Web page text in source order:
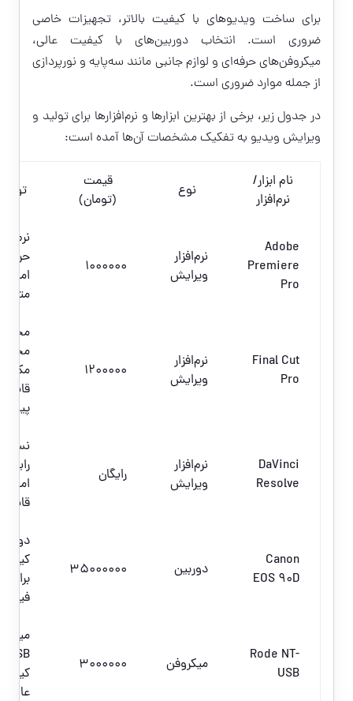
برای ساخت ویدیوهای با کیفیت بالاتر، تجهیزات خاصی
ضروری است. انتخاب دوربین‌های با کیفیت عالی،
میکروفن‌های حرفه‌ای و لوازم جانبی مانند سه‌پایه و نورپردازی
از جمله موارد ضروری است.
در جدول زیر، برخی از بهترین ابزارها و نرم‌افزارها برای تولید و
ویرایش ویدیو به تفکیک مشخصات آن‌ها آمده است:
نام ابزار/
نرم‌افزار
نوع
قیمت
(تومان)
Adobe
Premiere
Pro
نرم‌افزار
ویرایش
۱۰۰۰۰۰۰
Final Cut
Pro
نرم‌افزار
ویرایش
۱۲۰۰۰۰۰
مک با
DaVinci
Resolve
نرم‌افزار
ویرایش
رایگان
نسخه
قابل
Canon
EOS 90D
دوربین ۳۵۰۰۰۰۰۰
برای
Rode NT-
USB
میکروفن ۳۰۰۰۰۰۰
عالی.